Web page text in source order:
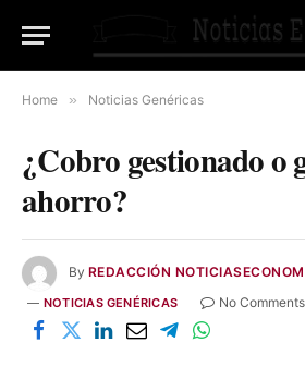
Home » Noticias Genéricas
¿Cobro gestionado o
ahorro?
By REDACCIÓN
NOTICIAS GENÉRICAS No Comments